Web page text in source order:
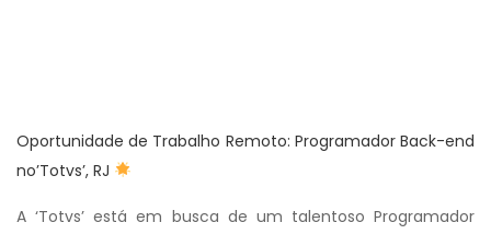
Oportunidade de Trabalho Remoto: Programador Back-end
no’Totvs’, RJ
A ‘Totvs’ está em busca de um talentoso Programador